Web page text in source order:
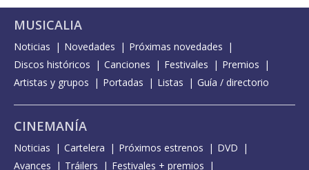
MUSICALIA
Noticias Novedades
Próximas novedades
Discos históricos
Canciones Festivales
Premios
Artistas y grupos
Portadas Listas Guía / directorio
CINEMANÍA
Noticias Cartelera Próximos estrenos
DVD
Avances
Tráilers Festivales + premios